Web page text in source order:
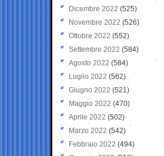
Dicembre 2022 (525)
Novembre 2022 (526)
Ottobre 2022 (552)
Settembre 2022 (584)
Agosto 2022 (584)
Luglio 2022 (562)
Giugno 2022 (521)
Maggio 2022 (470)
Aprile 2022 (502)
Marzo 2022 (542)
Febbraio 2022 (494)